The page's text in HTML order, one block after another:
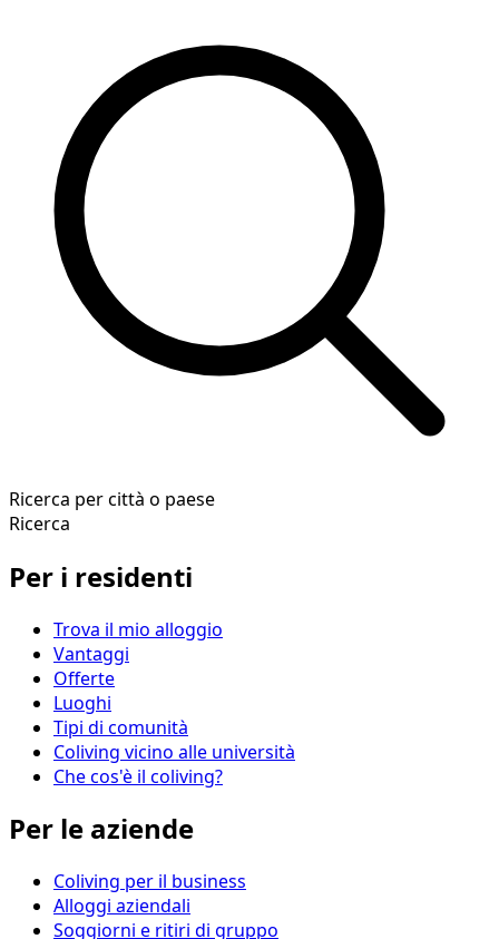
Ricerca per città o paese
Ricerca
Per i residenti
Trova il mio alloggio
Vantaggi
Offerte
Luoghi
Tipi di comunità
Coliving vicino alle università
Che cos'è il coliving?
Per le aziende
Coliving per il business
Alloggi aziendali
Soggiorni e ritiri di gruppo